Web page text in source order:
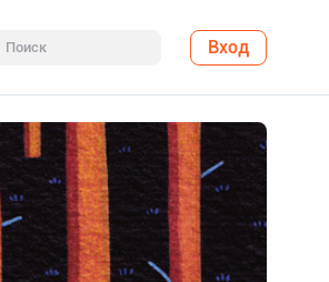
Вход